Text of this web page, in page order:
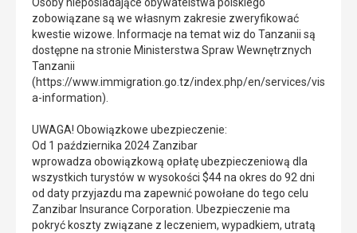
Osoby nieposiadające obywatelstwa polskiego
zobowiązane są we własnym zakresie zweryfikować
kwestie wizowe. Informacje na temat wiz do Tanzanii są
dostępne na stronie Ministerstwa Spraw Wewnętrznych
Tanzanii
(https://www.immigration.go.tz/index.php/en/services/vis
a-information).
UWAGA! Obowiązkowe ubezpieczenie:
Od 1 października 2024 Zanzibar
wprowadza obowiązkową opłatę ubezpieczeniową dla
wszystkich turystów w wysokości $44 na okres do 92 dni
od daty przyjazdu ma zapewnić powołane do tego celu
Zanzibar Insurance Corporation. Ubezpieczenie ma
pokryć koszty związane z leczeniem, wypadkiem, utratą